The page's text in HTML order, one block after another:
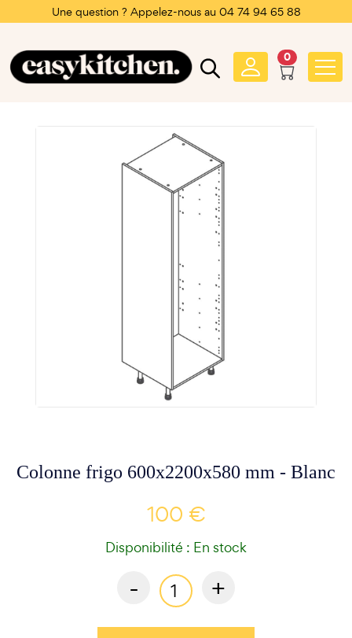
Une question ? Appelez-nous au 04 74 94 65 88
0
Colonne frigo 600x2200x580 mm - Blanc
100 €
Disponibilité : En stock
- +